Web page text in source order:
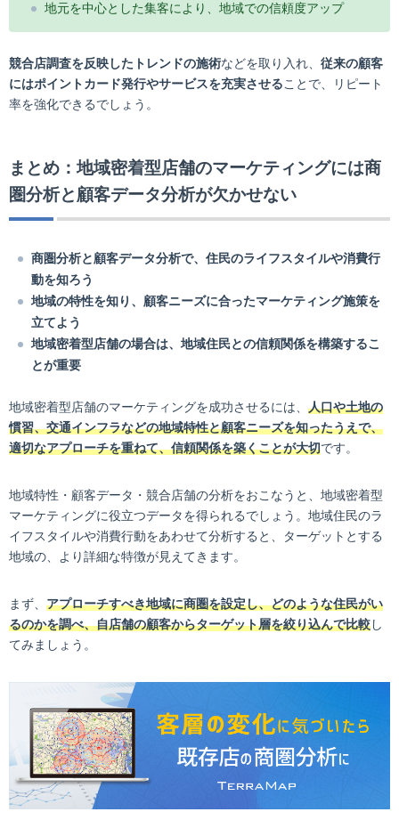
地元を中心とした集客により、地域での信頼度アップ
競合店調査を反映したトレンドの施術などを取り入れ、 従来の顧客
にはポイントカード発行やサービスを充実させることで、リピート
率を強化できるでしょう。
まとめ：地域密着型店舗のマーケティングには商
圏分析と顧客データ分析が欠かせない
商圏分析と顧客データ分析で、住民のライフスタイルや消費行
動を知ろう
地域の特性を知り、顧客ニーズに合ったマーケティング施策を
立てよう
地域密着型店舗の場合は、地域住民との信頼関係を構築するこ
とが重要
地域密着型店舗のマーケティングを成功させるには、 人口や土地の
慣習、交通インフラなどの地域特性と顧客ニーズを知ったうえで、
適切なアプローチを重ねて、信頼関係を築くことが大切です。
地域特性・顧客データ・競合店舗の分析をおこなうと、地域密着型
マーケティングに役立つデータを得られるでしょう。地域住民のラ
イフスタイルや消費行動をあわせて分析すると、ターゲットとする
地域の、より詳細な特徴が見えてきます。
まず、 アプローチすべき地域に商圏を設定し、どのような住民がい
るのかを調べ、自店舗の顧客からターゲット層を絞り込んで比較し
てみましょう。